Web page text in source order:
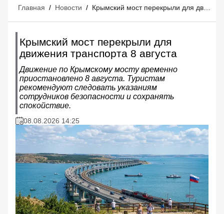
Главная / Новости /
Крымский мост перекрыли для
движения транспорта 8 августа
Движение по Крымскому мосту временно
приостановлено 8 августа. Туристам
рекомендуют следовать указаниям
сотрудников безопасности и сохранять
спокойствие.
08.08.2026 14:25